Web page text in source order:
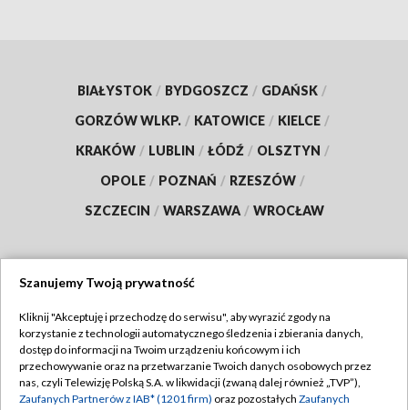
BIAŁYSTOK / BYDGOSZCZ / GDAŃSK /
GORZÓW WLKP. / KATOWICE / KIELCE /
KRAKÓW / LUBLIN / ŁÓDŹ / OLSZTYN /
OPOLE / POZNAŃ / RZESZÓW /
SZCZECIN / WARSZAWA / WROCŁAW
TVP
Abonament TVP
Emisja w TVP
Regulamin TVP
Polityka prywatności
Szanujemy Twoją prywatność
Kliknij "Akceptuję i przechodzę do serwisu", aby wyrazić zgody na
korzystanie z technologii automatycznego śledzenia i zbierania danych,
dostęp do informacji na Twoim urządzeniu końcowym i ich
przechowywanie oraz na przetwarzanie Twoich danych osobowych przez
nas, czyli Telewizję Polską S.A. w likwidacji (zwaną dalej również „TVP”),
Zaufanych Partnerów z IAB* (1201 firm) oraz pozostałych Zaufanych